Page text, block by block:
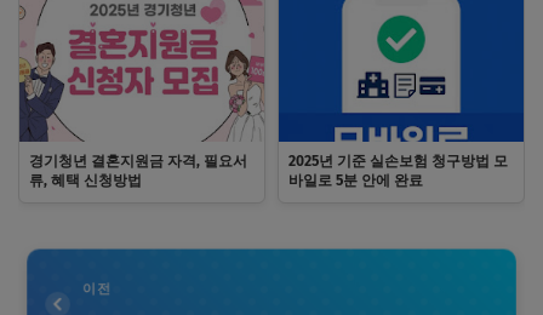
경기청년 결혼지원금 자격, 필요서
류, 혜택 신청방법
2025년 기준 실손보험 청구방법 모
바일로 5분 안에 완료
이전